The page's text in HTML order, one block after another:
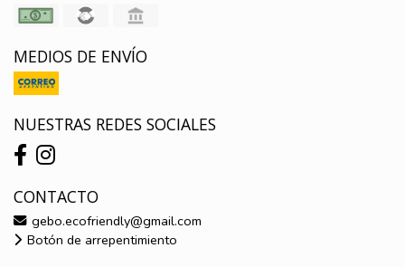
MEDIOS DE ENVÍO
NUESTRAS REDES SOCIALES
CONTACTO
gebo.ecofriendly@gmail.com
Botón de arrepentimiento